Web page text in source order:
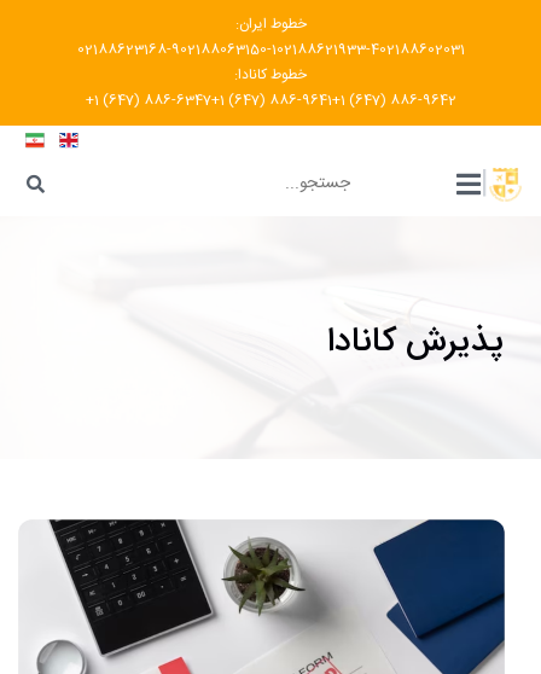
خطوط ایران:
02188623168-902188063150-102188621933-402188602031
خطوط کانادا:
+1 (647) 886-6347+1 (647) 886-9641+1 (647) 886-9642
|
پذیرش کانادا